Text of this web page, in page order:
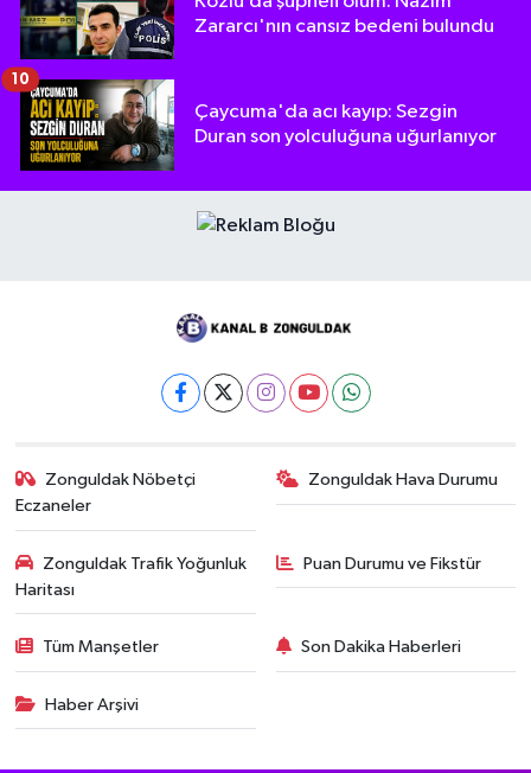
Zararcı'nın cansız bedeni bulundu
Çaycuma'da acı kayıp: Sezgin
Duran son yolculuğuna uğurlanıyor
10
Zonguldak Nöbetçi
Eczaneler
Zonguldak Hava Durumu
Zonguldak Trafik Yoğunluk
Haritası
Puan Durumu ve Fikstür
Tüm Manşetler Son Dakika Haberleri
Haber Arşivi